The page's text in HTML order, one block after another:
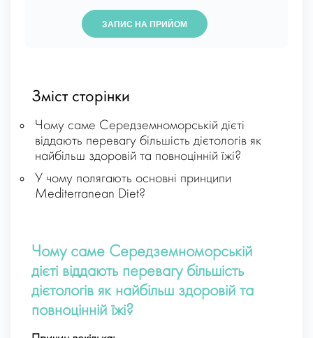
ЗАПИС НА ПРИЙОМ
Зміст сторінки
Чому саме Середземноморській дієті
віддають перевагу більшість дієтологів як
найбільш здоровій та повноцінній їжі?
У чому полягають основні принципи
Mediterranean Diet?
Чому саме Середземноморській
дієті віддають перевагу більшість
дієтологів як найбільш здоровій та
повноцінній їжі?